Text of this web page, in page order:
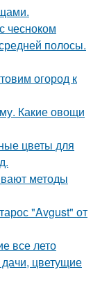
чесноком
полосы.
огород к
Какие овощи
цветы для
методы
"Avgust" от
все лето
цветущие